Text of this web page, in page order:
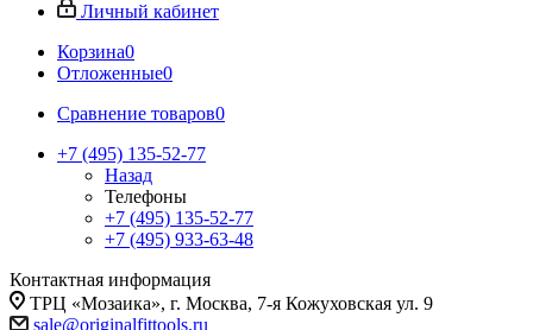
Личный кабинет
Корзина0
Отложенные0
Сравнение товаров0
+7 (495) 135-52-77
Назад
Телефоны
+7 (495) 135-52-77
+7 (495) 933-63-48
Контактная информация
ТРЦ «Мозаика», г. Москва, 7-я Кожуховская ул. 9
sale@originalfittools.ru